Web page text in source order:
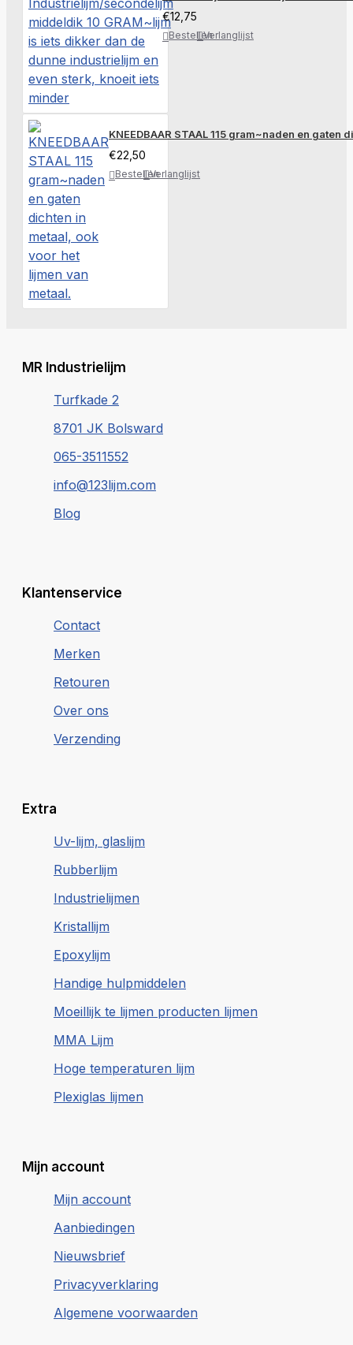
€12,75
BestellenVerlanglijst
KNEEDBAAR STAAL 115 gram~naden en
€22,50
BestellenVerlanglijst
MR Industrielijm
Turfkade 2
8701 JK Bolsward
065-3511552
info@123lijm.com
Blog
Klantenservice
Contact
Merken
Retouren
Over ons
Verzending
Extra
Uv-lijm, glaslijm
Rubberlijm
Industrielijmen
Kristallijm
Epoxylijm
Handige hulpmiddelen
Moeillijk te lijmen producten lijmen
MMA Lijm
Hoge temperaturen lijm
Plexiglas lijmen
Mijn account
Mijn account
Aanbiedingen
Nieuwsbrief
Privacyverklaring
Algemene voorwaarden